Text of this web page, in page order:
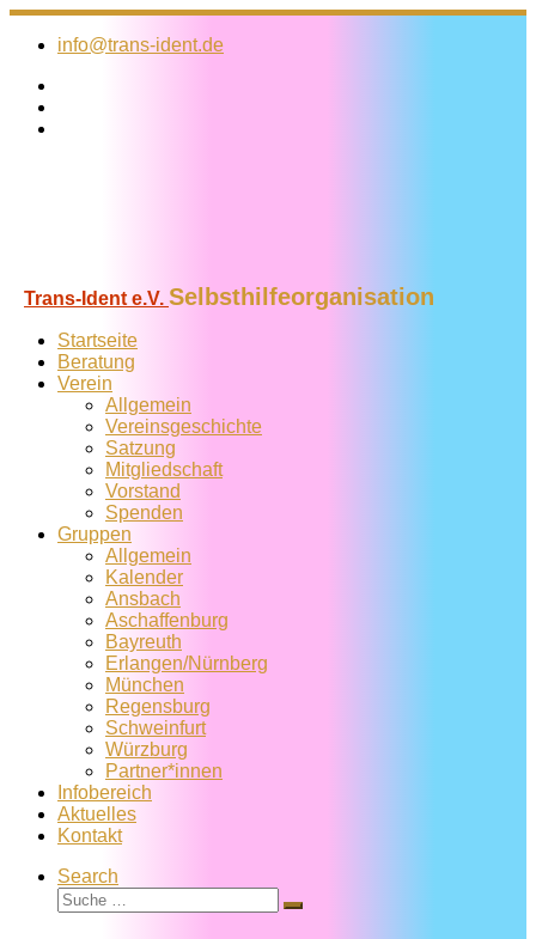
Zum
Inhalt
info@trans-ident.de
Trans-Ident e.V. Selbsthilfeorganisation
Startseite
Beratung
Verein
Allgemein
Vereins­geschichte
Satzung
Mitglied­schaft
Vorstand
Spenden
Gruppen
Allgemein
Kalender
Ansbach
Aschaffenburg
Bayreuth
Erlangen/Nürnberg
München
Regensburg
Schweinfurt
Würzburg
Partner*innen
Infobereich
Aktuelles
Kontakt
Search
Suche
Suche